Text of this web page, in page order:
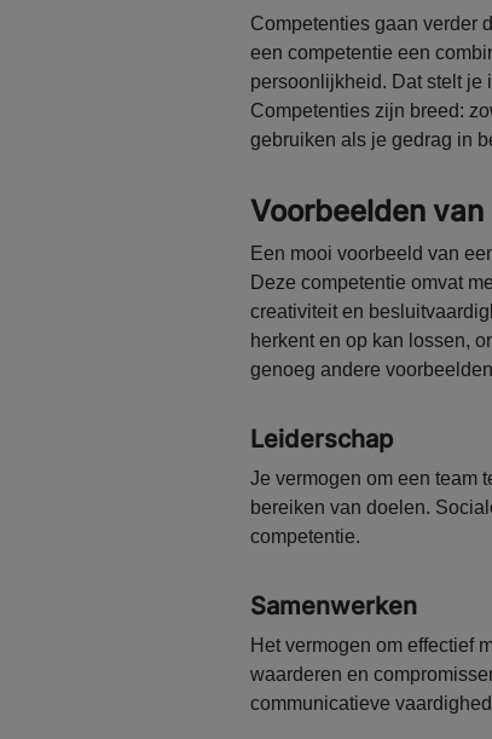
Competenties gaan verder
een competentie een
persoonlijkheid. Dat stelt je
Competenties zijn breed:
gebruiken als je gedrag in
Voorbeelden
Een mooi voorbeeld van
Deze competentie omvat
creativiteit en
herkent en op kan lossen,
genoeg andere
Leiderschap
Je vermogen om een team
bereiken van doelen.
competentie.
Samenwerken
Het vermogen om effectief
waarderen en
communicatieve